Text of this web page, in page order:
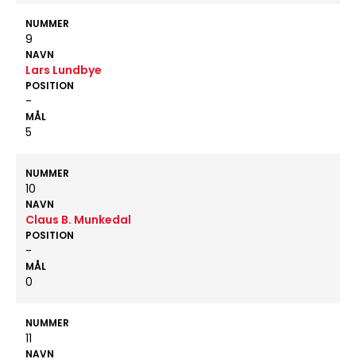
NUMMER
9
NAVN
Lars Lundbye
POSITION
-
MÅL
5
NUMMER
10
NAVN
Claus B. Munkedal
POSITION
-
MÅL
0
NUMMER
11
NAVN